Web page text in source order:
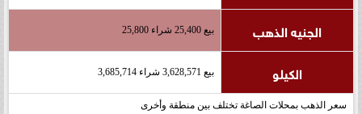
الجنيه الذهب بيع 25,400 شراء 25,800
الكيلو بيع 3,628,571 شراء 3,685,714
سعر الذهب بمحلات الصاغة تختلف بين منطقة وأخرى